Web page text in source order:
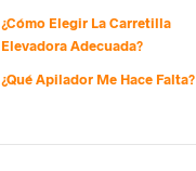
¿Cómo Elegir La Carretilla
Elevadora Adecuada?
¿Qué Apilador Me Hace Falta?